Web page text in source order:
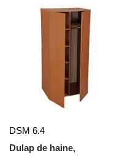
DSM 6.4
Dulap de haine,